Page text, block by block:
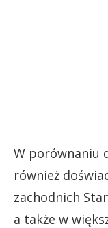
W porównaniu
również
zachodnich
a także w